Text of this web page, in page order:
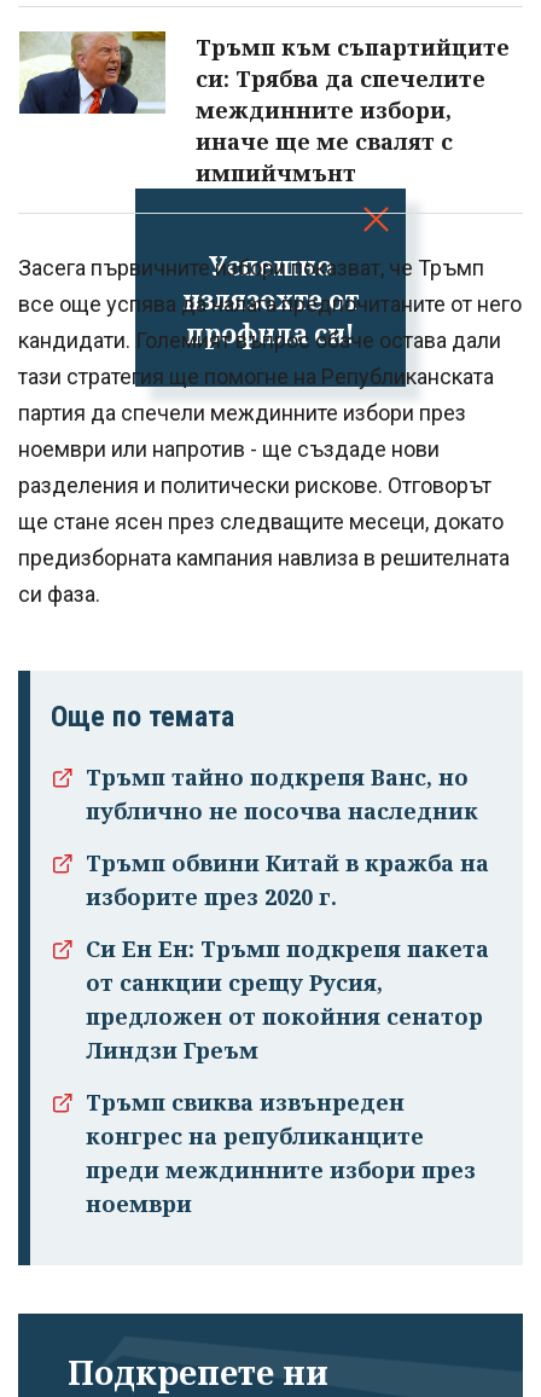
Успешно
излязохте от
профила си!
Тръмп към съпартийците
си: Трябва да спечелите
междинните избори,
иначе ще ме свалят с
импийчмънт
Засега първичните избори показват, че Тръмп
все още успява да налага предпочитаните от него
кандидати. Големият въпрос обаче остава дали
тази стратегия ще помогне на Републиканската
партия да спечели междинните избори през
ноември или напротив - ще създаде нови
разделения и политически рискове. Отговорът
ще стане ясен през следващите месеци, докато
предизборната кампания навлиза в решителната
си фаза.
Още по темата
Тръмп тайно подкрепя Ванс, но
публично не посочва наследник
Тръмп обвини Китай в кражба на
изборите през 2020 г.
Си Ен Ен: Тръмп подкрепя пакета
от санкции срещу Русия,
предложен от покойния сенатор
Линдзи Греъм
Тръмп свиква извънреден
конгрес на републиканците
преди междинните избори през
ноември
Подкрепете ни